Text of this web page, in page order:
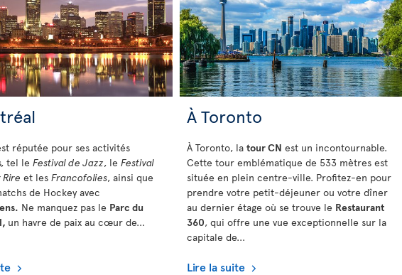
réputée pour ses activités
tel le Festival de Jazz, le Festival
et les Francofolies, ainsi que
de Hockey avec
Ne manquez pas le Parc du
un havre de paix au cœur de...
À Toronto
À Toronto, la tour CN est un incontournable.
Cette tour emblématique de 533 mètres est
située en plein centre-ville. Profitez-en pour
prendre votre petit-déjeuner ou votre dîner
au dernier étage où se trouve le Restaurant
360, qui offre une vue exceptionnelle sur la
capitale de...
Lire la suite